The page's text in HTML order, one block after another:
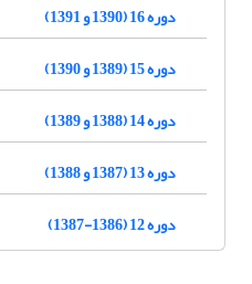
دوره 16 (1390 و 1391)
دوره 15 (1389 و 1390)
دوره 14 (1388 و 1389)
دوره 13 (1387 و 1388)
دوره 12 (1386-1387)